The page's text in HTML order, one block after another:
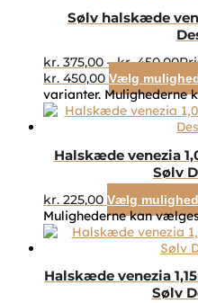
Sølv halskæde
kr. 375,00 – kr.450,00
kr. 450,00 Vælg
varianter. Mulighederne
Halskæde venezia
Sølv
kr. 225,00 Vælg
Mulighederne kan
Halskæde venezia
Sølv